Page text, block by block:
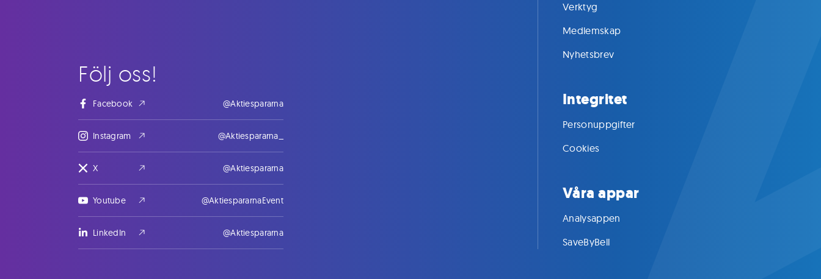
Följ oss!
Facebook @Aktiespararna
Instagram @Aktiespararna_
X @Aktiespararna
Youtube @AktiespararnaEvent
LinkedIn @Aktiespararna
Verktyg
Medlemskap
Nyhetsbrev
Integritet
Personuppgifter
Cookies
Våra appar
Analysappen
SaveByBell